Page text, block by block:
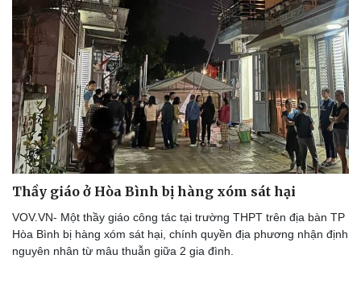
Thể thao
Bóng đá
Lịch thi đấu bóng đá
Thế giới thể thao
eSports
Hậu trường
Ô tô - Xe máy
Ô tô
Xe máy
Tư vấn
Thầy giáo ở Hòa Bình bị hàng xóm sát hại
VOV.VN- Một thầy giáo công tác tại trường THPT trên địa bàn TP
Hòa Bình bị hàng xóm sát hại, chính quyền địa phương nhận định
nguyên nhân từ mâu thuẫn giữa 2 gia đình.